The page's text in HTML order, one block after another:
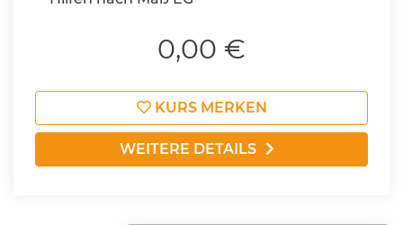
0,00 €
KURS MERKEN
WEITERE DETAILS